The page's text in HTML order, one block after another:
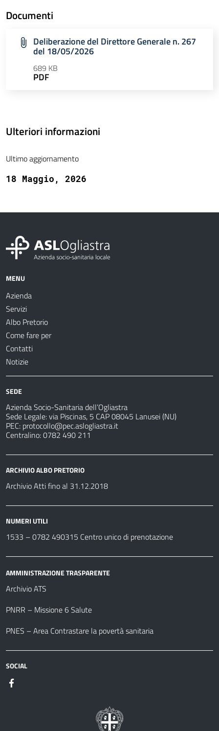
Documenti
Deliberazione del Direttore Generale n. 267
del 18/05/2026
689 KB
PDF
Ulteriori informazioni
Ultimo aggiornamento
18 Maggio, 2026
MENU
Azienda
Servizi
Albo Pretorio
Come fare per
Contatti
Notizie
SEDE
Azienda Socio-Sanitaria dell’Ogliastra
Sede Legale: via Piscinas, 5 CAP 08045 Lanusei (NU)
PEC: protocollo@pec.aslogliastra.it
Centralino: 0782 490 211
ARCHIVIO ALBO PRETORIO
Archivio Atti fino al 31.12.2018
NUMERI UTILI
1533 – 0782 490315 Centro unico di prenotazione
AMMINISTRAZIONE TRASPARENTE
Archivio ATS
PNRR – Missione 6 Salute
PNES – Area Contrastare la povertà sanitaria
SOCIAL